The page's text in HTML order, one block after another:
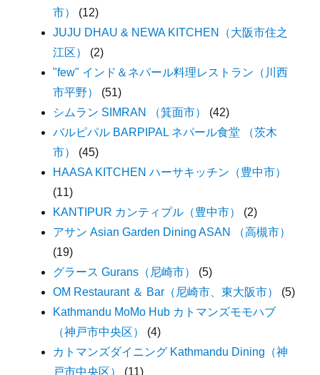
市）
(12)
JUJU DHAU & NEWA KITCHEN（大阪市住之
江区）
(2)
"few" インド＆ネパール料理レストラン（川西
市平野）
(51)
シムラン SIMRAN （箕面市）
(42)
バルピパル BARPIPAL ネパール食堂 （茨木
市）
(45)
HAASA KITCHEN ハーサキッチン（豊中市）
(11)
KANTIPUR カンティプル（豊中市）
(2)
アサン Asian Garden Dining ASAN （高槻市）
(19)
グラース Gurans（尼崎市）
(5)
OM Restaurant ＆ Bar（尼崎市、東大阪市）
(5)
Kathmandu MoMo Hub カトマンズモモハブ
（神戸市中央区）
(4)
カトマンズダイニング Kathmandu Dining（神
戸市中央区）
(11)